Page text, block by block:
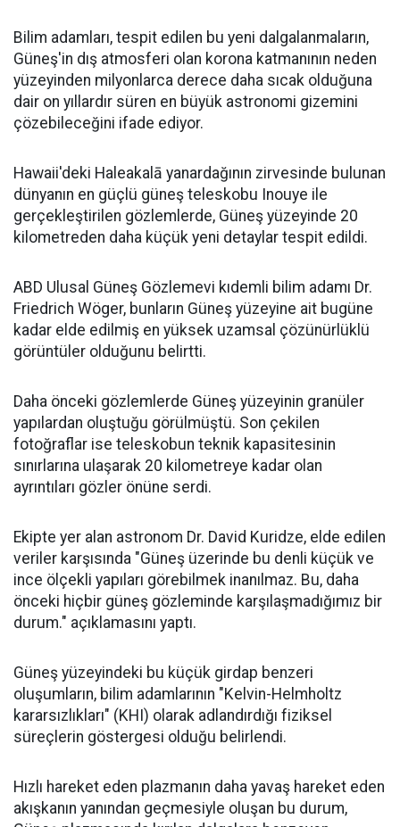
Bilim adamları, tespit edilen bu yeni dalgalanmaların,
Güneş'in dış atmosferi olan korona katmanının neden
yüzeyinden milyonlarca derece daha sıcak olduğuna
dair on yıllardır süren en büyük astronomi gizemini
çözebileceğini ifade ediyor.
Hawaii'deki Haleakalā yanardağının zirvesinde bulunan
dünyanın en güçlü güneş teleskobu Inouye ile
gerçekleştirilen gözlemlerde, Güneş yüzeyinde 20
kilometreden daha küçük yeni detaylar tespit edildi.
ABD Ulusal Güneş Gözlemevi kıdemli bilim adamı Dr.
Friedrich Wöger, bunların Güneş yüzeyine ait bugüne
kadar elde edilmiş en yüksek uzamsal çözünürlüklü
görüntüler olduğunu belirtti.
Daha önceki gözlemlerde Güneş yüzeyinin granüler
yapılardan oluştuğu görülmüştü. Son çekilen
fotoğraflar ise teleskobun teknik kapasitesinin
sınırlarına ulaşarak 20 kilometreye kadar olan
ayrıntıları gözler önüne serdi.
Ekipte yer alan astronom Dr. David Kuridze, elde edilen
veriler karşısında "Güneş üzerinde bu denli küçük ve
ince ölçekli yapıları görebilmek inanılmaz. Bu, daha
önceki hiçbir güneş gözleminde karşılaşmadığımız bir
durum." açıklamasını yaptı.
Güneş yüzeyindeki bu küçük girdap benzeri
oluşumların, bilim adamlarının "Kelvin-Helmholtz
kararsızlıkları" (KHI) olarak adlandırdığı fiziksel
süreçlerin göstergesi olduğu belirlendi.
Hızlı hareket eden plazmanın daha yavaş hareket eden
akışkanın yanından geçmesiyle oluşan bu durum,